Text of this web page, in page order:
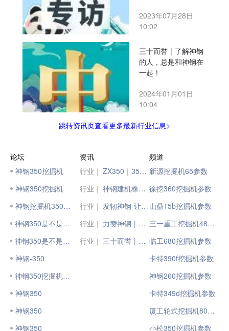
2023年07月28日
10:02
三十而誉 | 了解神钢
的人，总是和神钢在
一起！
2024年01月01日
10:04
跳转资讯页查看更多最新行业信息>
论坛
神钢350挖掘机
神钢350挖掘机
神钢挖掘机350～8
神钢350是不是进口机:
神钢350是不是进口机
神钢-350
神钢350挖掘机怎么样
神钢350
神钢350
神钢350
资讯
行业｜
ZX350｜350Pro-6A，各显神通秀实力
行业｜
神钢建机株式会社高层莅临神钢建机（中国）有限公司
行业｜
发轫神钢 让你梦想成真 | 神钢全新国四挖掘机 油耗更低！效率出众！
行业｜
力赞神钢 | VIP大客户揭示神钢的独特优势！
行业｜
三十而誉 | 了解神钢的人，总是和神钢在一起！
频道
新源挖掘机65参数
徐挖360挖掘机参数
山鼎15b挖掘机参数
三一重工挖掘机485参数
临工680挖掘机参数
卡特390f挖掘机参数
神钢260挖掘机参数
卡特349d挖掘机参数
厦工轮式挖掘机807W参数
小松350挖掘机参数